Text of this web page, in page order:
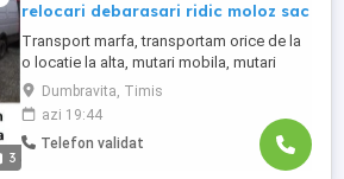
3
relocari debarasari ridic moloz sac
Transport marfa, transportam orice de la
o locatie la alta, mutari mobila, mutari
locuinte, mutari bagaje, relocari,
electrocasnice, bagaje, cutii, diverse
obiecte, se asigura manipulare incarcat
descarcat oferim si servicii de debarasare
apartamente, haine, covoare, debarasari
Dumbravita, Timis
azi 19:44
Telefon validat